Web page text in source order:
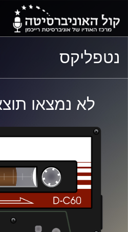
התפריט
הראשי
התוכן
הראשי
נטפליקס
לא נמצאו